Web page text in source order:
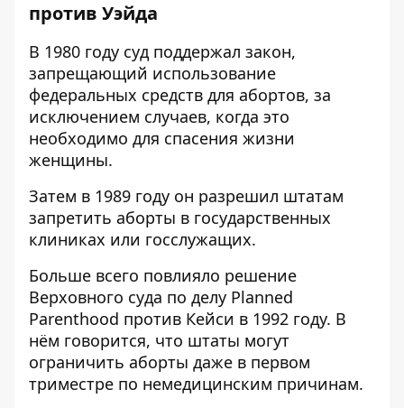
против Уэйда
В 1980 году суд поддержал закон,
запрещающий использование
федеральных средств для абортов, за
исключением случаев, когда это
необходимо для спасения жизни
женщины.
Затем в 1989 году он разрешил штатам
запретить аборты в государственных
клиниках или госслужащих.
Больше всего повлияло решение
Верховного суда по делу Planned
Parenthood против Кейси в 1992 году. В
нём говорится, что штаты могут
ограничить аборты даже в первом
триместре по немедицинским причинам.